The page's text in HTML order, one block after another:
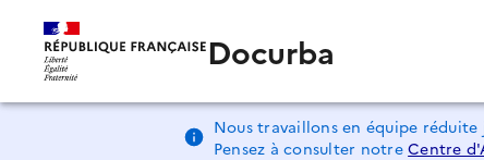
Docurba
Nous travaillons en équipe
Pensez à consulter notreCentre